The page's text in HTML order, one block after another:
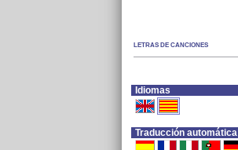
LETRAS DE CANCIONES
Idiomas
Traducción automática